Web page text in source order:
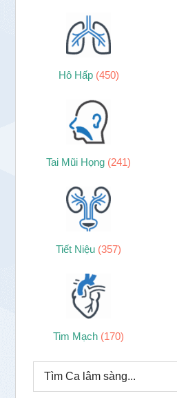
Hô Hấp (450)
Tai Mũi Họng (241)
Tiết Niệu (357)
Tim Mạch (170)